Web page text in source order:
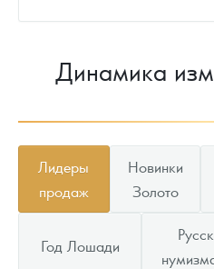
Динамика
Лидеры
продаж
Новинки
Золото
Год Лошади